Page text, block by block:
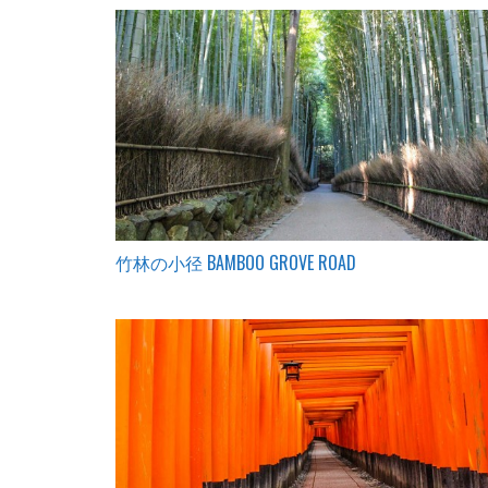
竹林の小径 BAMBOO GROVE ROAD